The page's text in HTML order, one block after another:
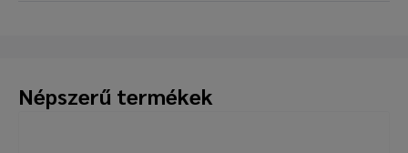
Népszerű termékek